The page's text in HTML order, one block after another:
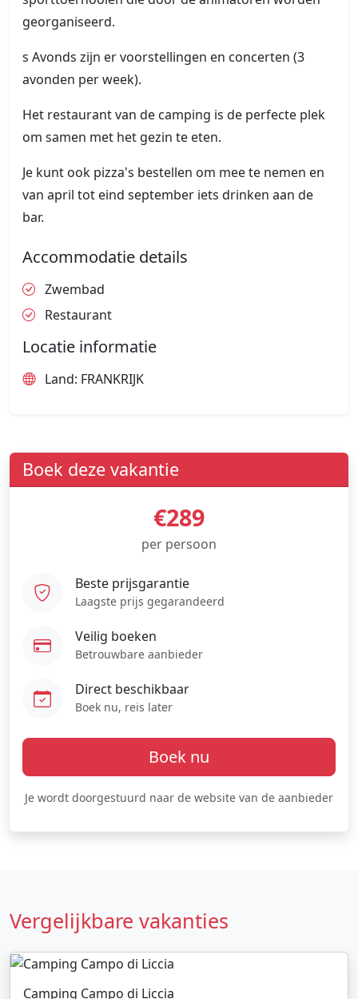
georganiseerd.
s Avonds zijn er voorstellingen en concerten (3
avonden per week).
Het restaurant van de camping is de perfecte plek
om samen met het gezin te eten.
Je kunt ook pizza's bestellen om mee te nemen en
van april tot eind september iets drinken aan de
bar.
Accommodatie details
Zwembad
Restaurant
Locatie informatie
Land: FRANKRIJK
Boek deze vakantie
€289
per persoon
Beste prijsgarantie
Laagste prijs gegarandeerd
Veilig boeken
Betrouwbare aanbieder
Direct beschikbaar
Boek nu, reis later
Boek nu
Je wordt doorgestuurd naar de website van de aanbieder
Vergelijkbare vakanties
Camping Campo di Liccia